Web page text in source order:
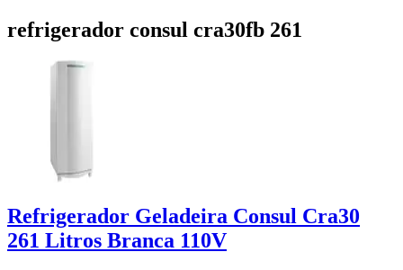
refrigerador consul cra30fb 261
Refrigerador Geladeira Consul Cra30
261 Litros Branca 110V